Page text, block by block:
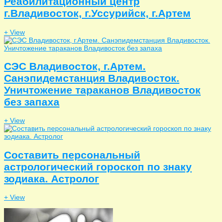
г.Владивосток, г.Уссурийск, г.Артем
+ View
СЭС Владивосток, г.Артем.
Санэпидемстанция Владивосток.
Уничтожение тараканов Владивосток
без запаха
+ View
Составить персональный
астрологический гороскоп по знаку
зодиака. Астролог
+ View